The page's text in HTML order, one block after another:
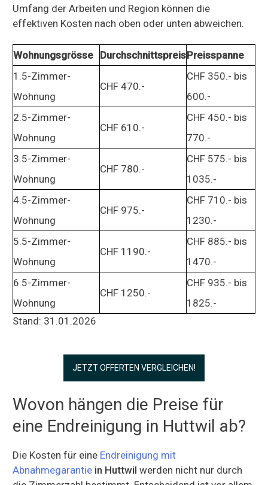
Umfang der Arbeiten und Region können die
effektiven Kosten nach oben oder unten abweichen.
Wohnungsgrösse DurchschnittspreisPreisspanne
1.5-Zimmer-
Wohnung
CHF 470.-
CHF 350.- bis
600.-
2.5-Zimmer-
Wohnung
CHF 610.-
CHF 450.- bis
770.-
3.5-Zimmer-
Wohnung
CHF 780.-
CHF 575.- bis
1035.-
4.5-Zimmer-
Wohnung
CHF 975.-
CHF 710.- bis
1230.-
5.5-Zimmer-
Wohnung
CHF 1190.-
CHF 885.- bis
1470.-
6.5-Zimmer-
Wohnung
CHF 1250.-
CHF 935.- bis
1825.-
Stand: 31.01.2026
JETZT OFFERTEN VERGLEICHEN!
Wovon hängen die Preise für
eine Endreinigung in Huttwil ab?
Die Kosten für eine Endreinigung mit
Abnahmegarantie in Huttwil werden nicht nur durch